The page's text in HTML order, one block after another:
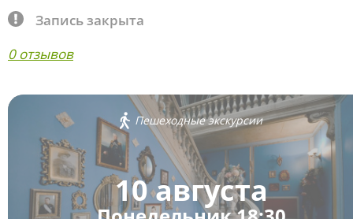
Запись закрыта
0 отзывов
Пешеходные экскурсии
10 августа